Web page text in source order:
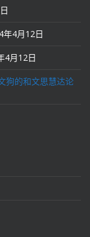
年4月12日
4月12日
狗的和文思慧达论